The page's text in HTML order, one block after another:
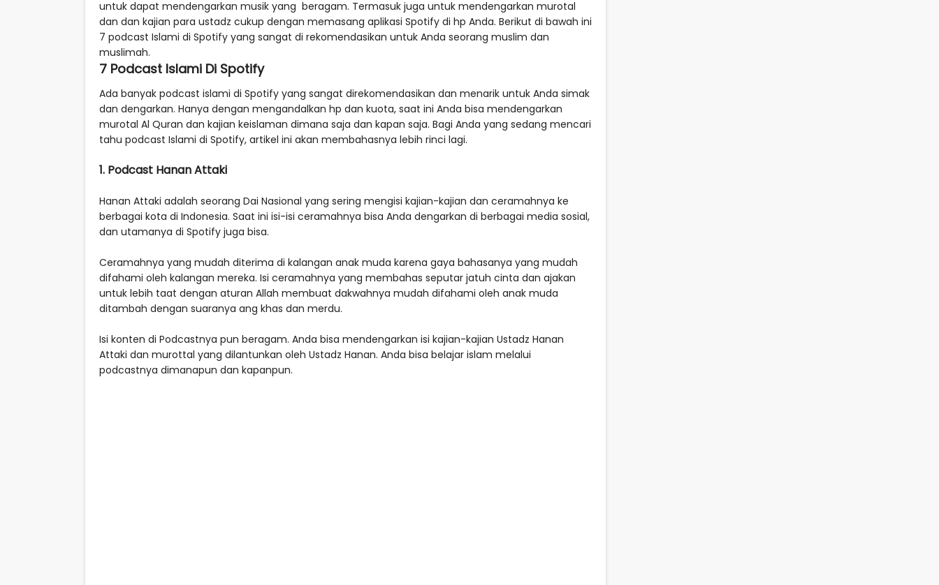
untuk dapat mendengarkan musik yang beragam. Termasuk juga untuk mendengarkan murotal
dan dan kajian para ustadz cukup dengan memasang aplikasi Spotify di hp Anda. Berikut di bawah ini
7 podcast Islami di Spotify yang sangat di rekomendasikan untuk Anda seorang muslim dan
muslimah.
7 Podcast Islami Di Spotify
Ada banyak podcast islami di Spotify yang sangat direkomendasikan dan menarik untuk Anda simak
dan dengarkan. Hanya dengan mengandalkan hp dan kuota, saat ini Anda bisa mendengarkan
murotal Al Quran dan kajian keislaman dimana saja dan kapan saja. Bagi Anda yang sedang mencari
tahu podcast Islami di Spotify, artikel ini akan membahasnya lebih rinci lagi.
1. Podcast Hanan Attaki
Hanan Attaki adalah seorang Dai Nasional yang sering mengisi kajian-kajian dan ceramahnya ke
berbagai kota di Indonesia. Saat ini isi-isi ceramahnya bisa Anda dengarkan di berbagai media sosial,
dan utamanya di Spotify juga bisa.
Ceramahnya yang mudah diterima di kalangan anak muda karena gaya bahasanya yang mudah
difahami oleh kalangan mereka. Isi ceramahnya yang membahas seputar jatuh cinta dan ajakan
untuk lebih taat dengan aturan Allah membuat dakwahnya mudah difahami oleh anak muda
ditambah dengan suaranya ang khas dan merdu.
Isi konten di Podcastnya pun beragam. Anda bisa mendengarkan isi kajian-kajian Ustadz Hanan
Attaki dan murottal yang dilantunkan oleh Ustadz Hanan. Anda bisa belajar islam melalui
podcastnya dimanapun dan kapanpun.